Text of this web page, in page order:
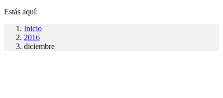
Estás aquí:
Inicio
2016
diciembre